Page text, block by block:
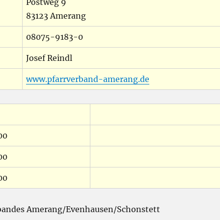
83123 Amerang
08075-9183-0
Josef Reindl
www.pfarrverband-amerang.de
Amerang/Evenhausen/Schonstett